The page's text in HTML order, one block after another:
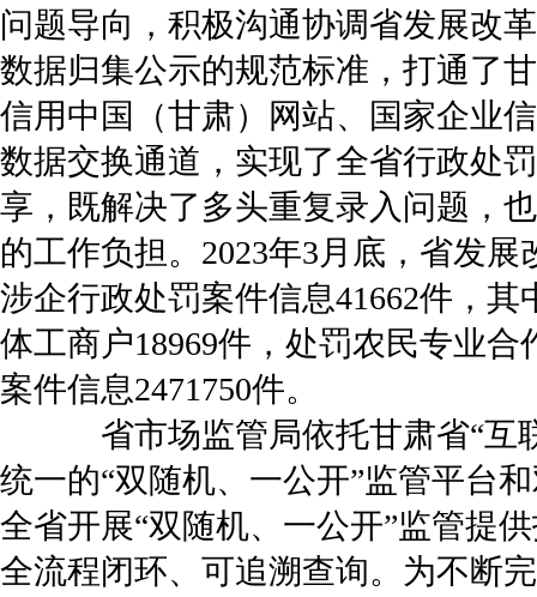
问题导向，积极沟通协调省发展改
数据归集公示的规范标准，打通了
信用中国（甘肃）网站、国家企业
数据交换通道，实现了全省行政处
享，既解决了多头重复录入问题，
的工作负担。2023年3月底，省发
涉企行政处罚案件信息41662件，其
体工商户18969件，处罚农民专业
案件信息2471750件。
省市场监管局依托甘肃省“互
统一的“双随机、一公开”监管平台
全省开展“双随机、一公开”监管提
全流程闭环、可追溯查询。为不断